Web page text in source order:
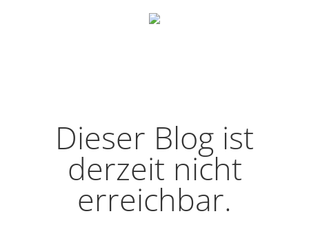
Dieser Blog ist
derzeit nicht
erreichbar.